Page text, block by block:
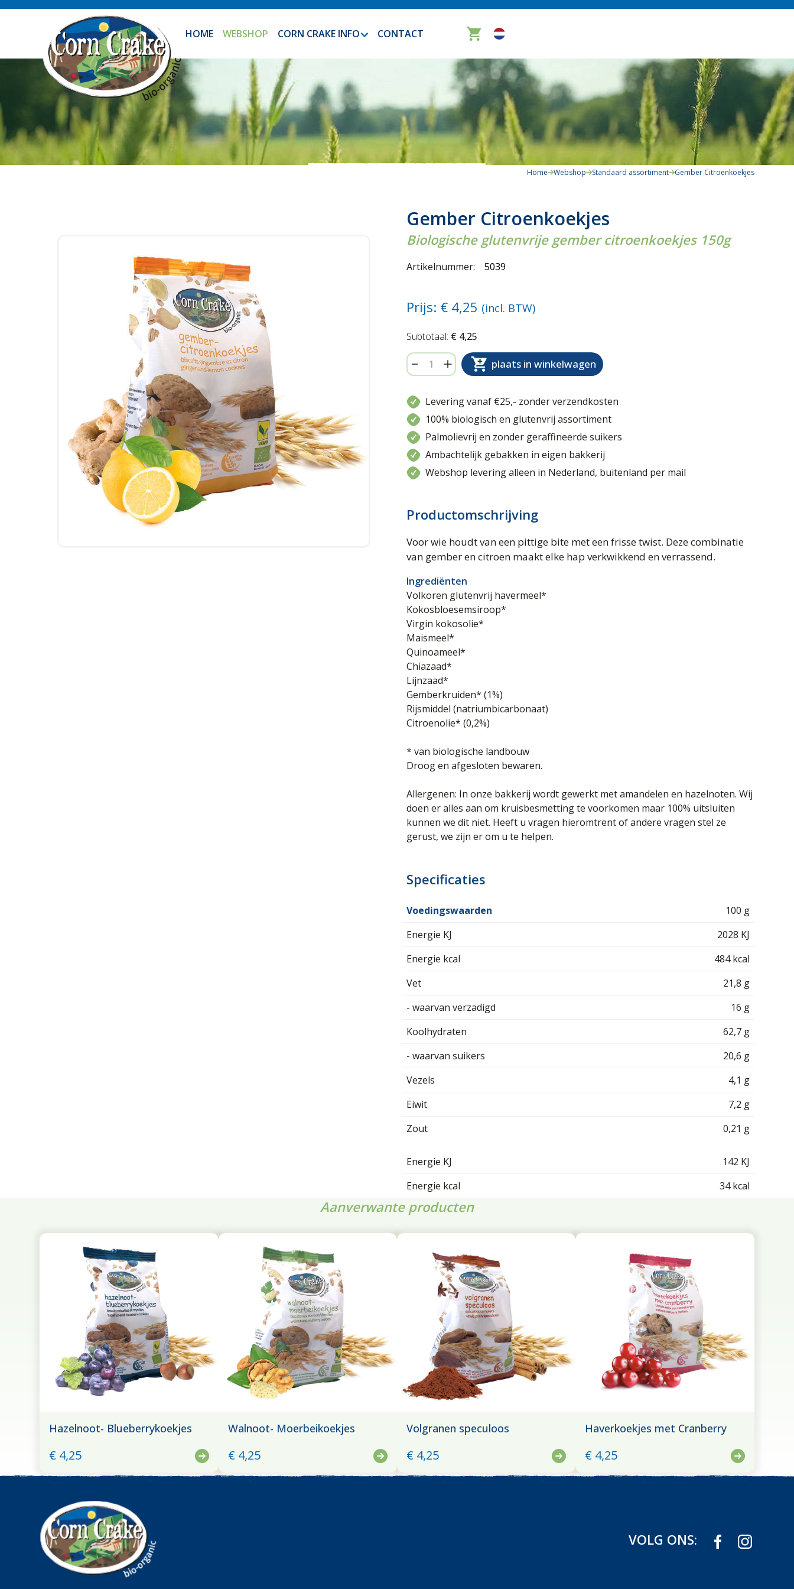
HOME WEBSHOP CORN CRAKE INFO CONTACT
Home Webshop Standaard assortiment Gember Citroenkoekjes
Gember Citroenkoekjes
Biologische glutenvrije gember citroenkoekjes 150g
Artikelnummer: 5039
Prijs: € 4,25 (incl. BTW)
€ 4,25
plaats in winkelwagen
Levering vanaf €25,- zonder verzendkosten
100% biologisch en glutenvrij assortiment
Palmolievrij en zonder geraffineerde suikers
Ambachtelijk gebakken in eigen bakkerij
Webshop levering alleen in Nederland, buitenland per mail
Productomschrijving
Voor wie houdt van een pittige bite met een frisse twist. Deze combinatie
van gember en citroen maakt elke hap verkwikkend en verrassend.
Ingrediënten
Volkoren glutenvrij havermeel*
Kokosbloesemsiroop*
Virgin kokosolie*
Maismeel*
Quinoameel*
Chiazaad*
Lijnzaad*
Gemberkruiden* (1%)
Rijsmiddel (natriumbicarbonaat)
Citroenolie* (0,2%)
* van biologische landbouw
Droog en afgesloten bewaren.
Allergenen: In onze bakkerij wordt gewerkt met amandelen en hazelnoten. Wij
doen er alles aan om kruisbesmetting te voorkomen maar 100% uitsluiten
kunnen we dit niet. Heeft u vragen hieromtrent of andere vragen stel ze
gerust, we zijn er om u te helpen.
Specificaties
Voedingswaarden
100 g
Energie KJ
2028 KJ
Energie kcal
484 kcal
Vet
21,8 g
- waarvan verzadigd
16 g
Koolhydraten
62,7 g
- waarvan suikers
20,6 g
Vezels
4,1 g
Eiwit
7,2 g
Zout
0,21 g
Energie KJ
142 KJ
Energie kcal
34 kcal
Aanverwante producten
Hazelnoot- Blueberrykoekjes
€ 4,25
Walnoot- Moerbeikoekjes
€ 4,25
Volgranen speculoos
€ 4,25
Haverkoekjes met Cranberry
€ 4,25
VOLG ONS: